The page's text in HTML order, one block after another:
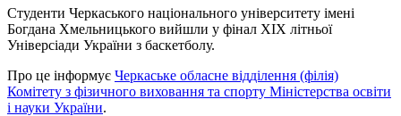
Студенти Черкаського національного університету імені
Богдана Хмельницького вийшли у фінал ХІХ літньої
Універсіади України з баскетболу.
Про це інформує Черкаське обласне відділення (філія)
Комітету з фізичного виховання та спорту Міністерства освіти
і науки України.